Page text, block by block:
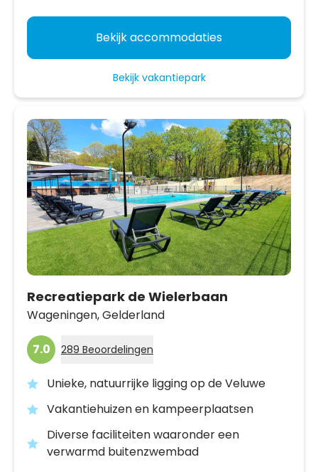
Bekijk accommodaties
Bekijk vakantiepark
Recreatiepark de Wielerbaan
Wageningen,Gelderland
7.0 289 Beoordelingen
Unieke, natuurrijke ligging op de Veluwe
Vakantiehuizen en kampeerplaatsen
Diverse faciliteiten waaronder een
verwarmd buitenzwembad